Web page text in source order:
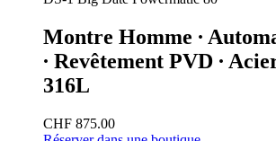
Montre Homme ∙
∙ Revêtement PVD ∙
316L
CHF 875.00